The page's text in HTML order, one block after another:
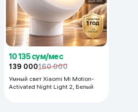
10 135 сум/мес
139 000160 000
Умный свет Xiaomi Mi Motion-
Activated Night Light 2, Белый